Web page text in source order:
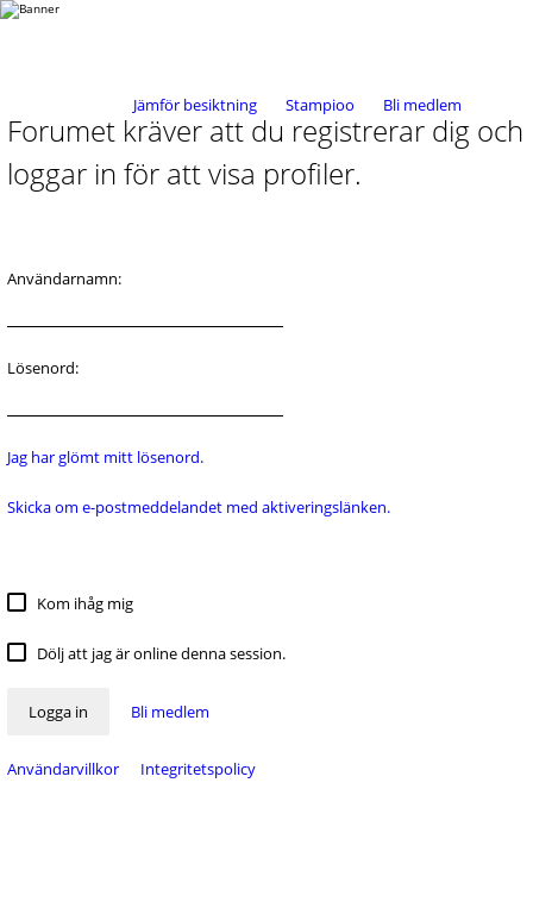
Jämför besiktning Stampioo Bli medlem
Forumet kräver att du registrerar dig och
loggar in för att visa profiler.
Användarnamn:
Lösenord:
Jag har glömt mitt lösenord.
Skicka om e-postmeddelandet med aktiveringslänken.
Kom ihåg mig
Dölj att jag är online denna session.
Logga in Bli medlem
Användarvillkor Integritetspolicy